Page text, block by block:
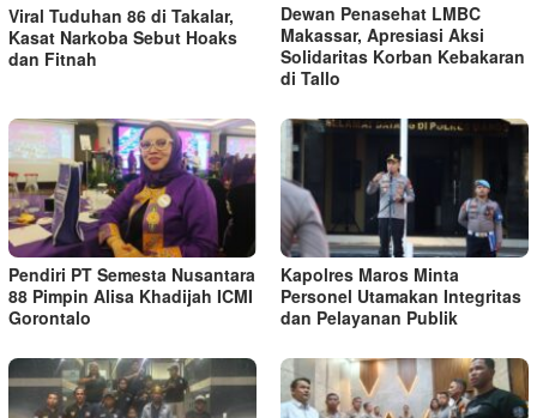
Viral Tuduhan 86 di Takalar,
Kasat Narkoba Sebut Hoaks
dan Fitnah
Dewan Penasehat LMBC
Makassar, Apresiasi Aksi
Solidaritas Korban Kebakaran
di Tallo
Pendiri PT Semesta Nusantara
88 Pimpin Alisa Khadijah ICMI
Gorontalo
Kapolres Maros Minta
Personel Utamakan Integritas
dan Pelayanan Publik